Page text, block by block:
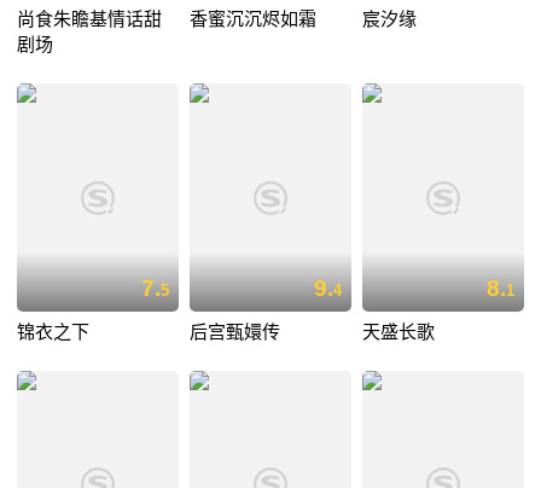
尚食朱瞻基情话甜
剧场
香蜜沉沉烬如霜 宸汐缘
7.5
锦衣之下
9.4
后宫甄嬛传
8.1
天盛长歌